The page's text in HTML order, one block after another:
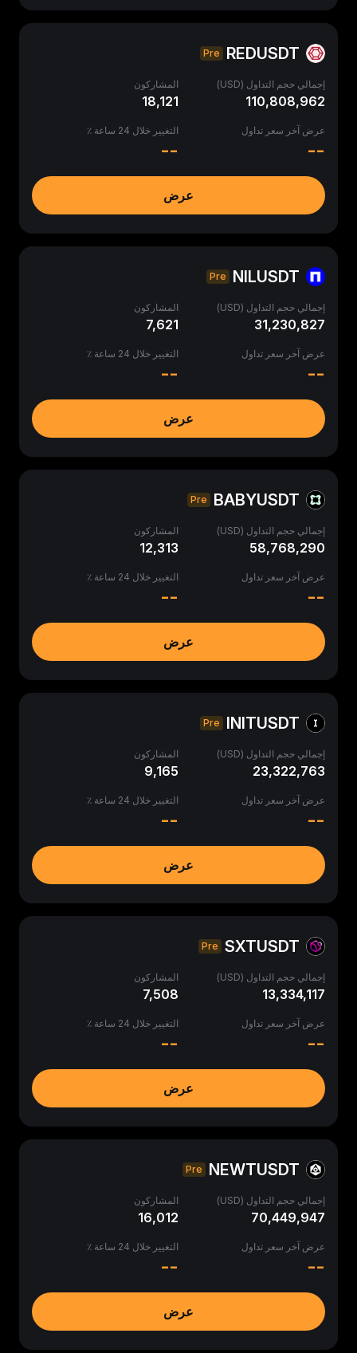
REDUSDT
Pre
إجمالي حجم التداول (USD)
110,808,962
المشاركون
18,121
عرض آخر سعر تداول
--
التغيير خلال 24 ساعة ٪
--
عرض
NILUSDT
Pre
إجمالي حجم التداول (USD)
31,230,827
المشاركون
7,621
عرض آخر سعر تداول
--
التغيير خلال 24 ساعة ٪
--
عرض
BABYUSDT
Pre
إجمالي حجم التداول (USD)
58,768,290
المشاركون
12,313
عرض آخر سعر تداول
--
التغيير خلال 24 ساعة ٪
--
عرض
INITUSDT
Pre
إجمالي حجم التداول (USD)
23,322,763
المشاركون
9,165
عرض آخر سعر تداول
--
التغيير خلال 24 ساعة ٪
--
عرض
SXTUSDT
Pre
إجمالي حجم التداول (USD)
13,334,117
المشاركون
7,508
عرض آخر سعر تداول
--
التغيير خلال 24 ساعة ٪
--
عرض
NEWTUSDT
Pre
إجمالي حجم التداول (USD)
70,449,947
المشاركون
16,012
عرض آخر سعر تداول
--
التغيير خلال 24 ساعة ٪
--
عرض